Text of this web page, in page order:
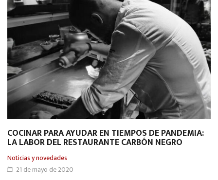
COCINAR PARA AYUDAR EN TIEMPOS DE PANDEMIA:
LA LABOR DEL RESTAURANTE CARBÓN NEGRO
Noticias y novedades
21 de mayo de 2020